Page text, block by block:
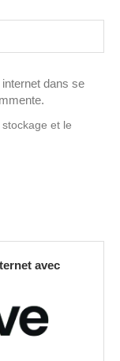
dans se
et le
avec